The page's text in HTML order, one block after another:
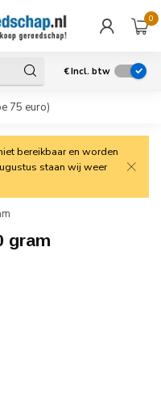
0
€Incl. btw
75 euro)
bereikbaar en worden
staan wij weer
gram